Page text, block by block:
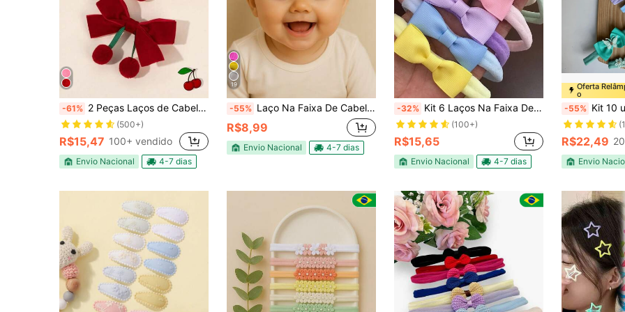
-61% 2 Peças Laços de Cabelo em Forma de Cereja para Meninas, Laços de Veludo Vermelho com Presilhas de Jacaré, Presilhas de Cabelo Fofinhas de Frutas, Laços de Rabo de Cavalo para Meninas Pequenas, Novos Acessórios de Cabelo para Crianças para Ano Novo
(500+)
R$15,47 100+ vendido
Envio Nacional 4-7 dias
19
-55% Laço Na Faixa De Cabelo De Bebê Na Meia De Seda
R$8,99
Envio Nacional 4-7 dias
-32% Kit 6 Laços Na Faixa De Cabelo Para Bebê Na Meia De Seda Cores Pastéis
(100+)
R$15,65
Envio Nacional 4-7 dias
Oferta
o
-55% Kit 10 unidade de Meia
R$22,49
Envio